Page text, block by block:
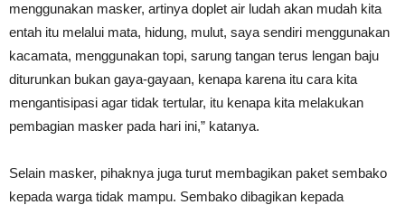
menggunakan masker, artinya doplet air ludah akan mudah kita
entah itu melalui mata, hidung, mulut, saya sendiri menggunakan
kacamata, menggunakan topi, sarung tangan terus lengan baju
diturunkan bukan gaya-gayaan, kenapa karena itu cara kita
mengantisipasi agar tidak tertular, itu kenapa kita melakukan
pembagian masker pada hari ini,” katanya.
Selain masker, pihaknya juga turut membagikan paket sembako
kepada warga tidak mampu. Sembako dibagikan kepada